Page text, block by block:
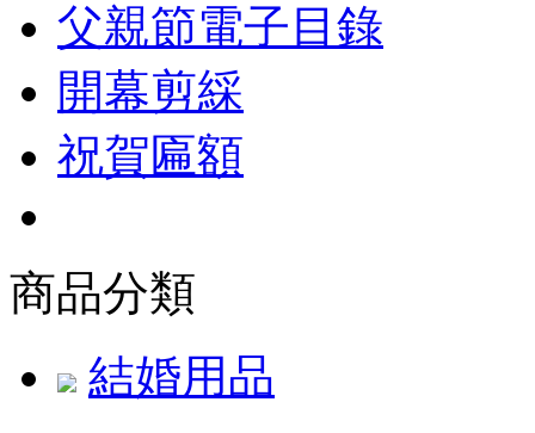
父親節電子目錄
開幕剪綵
祝賀匾額
商品分類
結婚用品